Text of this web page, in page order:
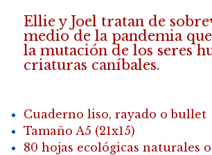
Ellie y Joel tratan de
medio de la pandemia
la mutación de los seres
criaturas caníbales.
Cuaderno liso, rayado o bullet
Tamaño A5 (21x15)
80 hojas ecológicas naturales